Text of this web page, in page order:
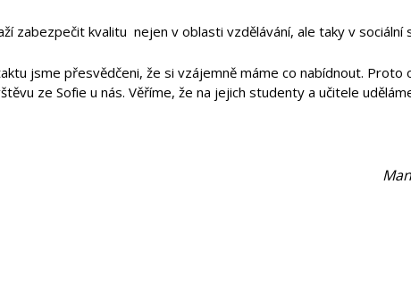
zabezpečit kvalitu nejen v oblasti vzdělávání, ale taky v sociální
jsme přesvědčeni, že si vzájemně máme co nabídnout. Proto
ze Sofie u nás. Věříme, že na jejich studenty a učitele